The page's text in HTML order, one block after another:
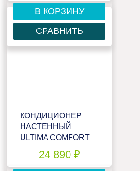
В КОРЗИНУ
СРАВНИТЬ
КОНДИЦИОНЕР
НАСТЕННЫЙ
ULTIMA COMFORT
24 890 ₽